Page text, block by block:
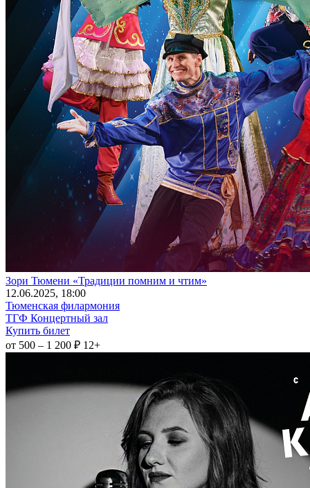
Зори Тюмени «Традиции помним и чтим»
12.06.2025, 18:00
Тюменская филармония
ТГФ Концертный зал
Купить билет
от 500 – 1 200 ₽ 12+